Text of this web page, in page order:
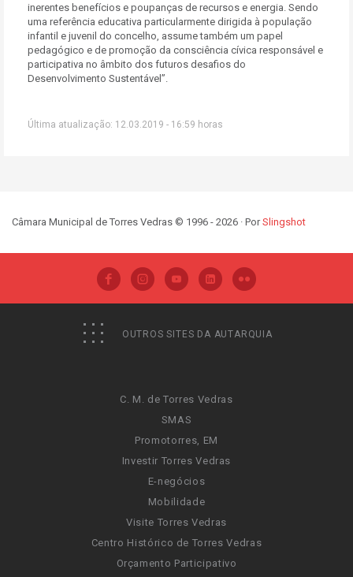
inerentes benefícios e poupanças de recursos e energia. Sendo
uma referência educativa particularmente dirigida à população
infantil e juvenil do concelho, assume também um papel
pedagógico e de promoção da consciência cívica responsável e
participativa no âmbito dos futuros desafios do
Desenvolvimento Sustentável”.
Última atualização: 12.03.2019 - 16:59 horas
Câmara Municipal de Torres Vedras © 1996 - 2026 · PorSlingshot
OUTROS SITES DA AUTARQUIA
C. M. de Torres Vedras
SMAS
Promotorres, EM
Investir Torres Vedras
E-negócios
Mobilidade
Visite Torres Vedras
Centro Histórico de Torres Vedras
Orçamento Participativo